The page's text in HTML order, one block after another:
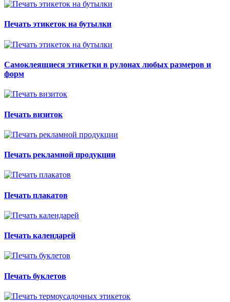
Печать этикеток на бутылки
Самоклеящиеся этикетки в рулонах любых размеров и
форм
Печать визиток
Печать рекламной продукции
Печать плакатов
Печать календарей
Печать буклетов